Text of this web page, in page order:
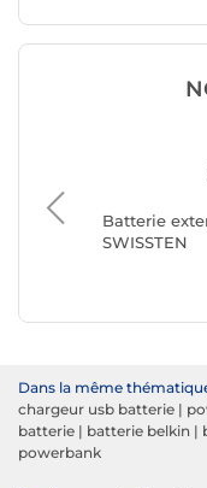
Batterie
SWISSTEN
Dans la même
chargeur usb batterie |
batterie | batterie belkin |
powerbank